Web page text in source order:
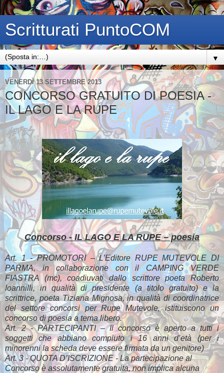
Scritturati PuntoCOM
▼
VENERDÌ 13 SETTEMBRE 2013
CONCORSO GRATUITO DI POESIA -
IL LAGO E LA RUPE
Concorso - IL LAGO E LA RUPE – poesia
Art. 1 - PROMOTORI – L’Editore RUPE MUTEVOLE DI
PARMA, in collaborazione con il CAMPING VERDE
FIASTRA (mc), coadiuvati dallo scrittore poeta Roberto
Ioannilli, in qualità di presidente (a titolo gratuito) e la
scrittrice, poeta Tiziana Mignosa, in qualità di coordinatrice
del settore concorsi per Rupe Mutevole, istituiscono un
concorso di poesia a tema libero.
Art. 2 - PARTECIPANTI – Il concorso è aperto a tutti i
soggetti che abbiano compiuto i 16 anni d’età (per i
minorenni la scheda deve essere firmata da un genitore)
Art. 3 - QUOTA D’ISCRIZIONE - La partecipazione al
Concorso è assolutamente gratuita, non implica alcuna